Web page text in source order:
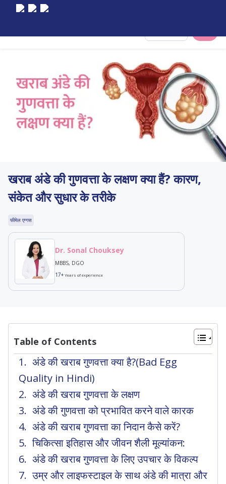
खराब अंडे की गुणवत्ता के लक्षण क्या हैं? कारण,
संकेत और सुधार के तरीके
फीमेल एग्गस
Dr. Sonal Chouksey
MBBS, DGO
17+Years of experience
Table of Contents
अंडे की खराब गुणवत्ता क्या है?(Bad Egg
Quality in Hindi)
अंडे की खराब गुणवत्ता के लक्षण
अंडे की गुणवत्ता को प्रभावित करने वाले कारक
अंडे की खराब गुणवत्ता का निदान कैसे करें?
चिकित्सा इतिहास और जीवन शैली मूल्यांकन:
अंडे की खराब गुणवत्ता के लिए उपचार के विकल्प
उम्र और लाइफस्टाइल के साथ अंडे की मात्रा और